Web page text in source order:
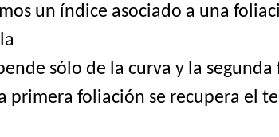
un índice asociado a una
sólo de la curva y la
primera foliación se recupera el